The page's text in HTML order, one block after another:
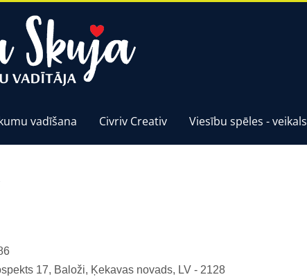
vadīšana Civriv Creativ Viesību spēles - veikals
17, Baloži, Ķekavas novads, LV - 2128